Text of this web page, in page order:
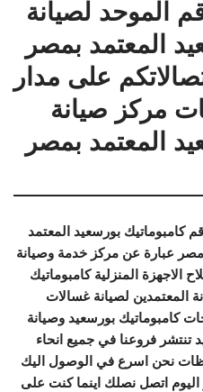
الموحد لصيانة
المعتمد بمصر
على مدار
مركز صيانة
المعتمد بمصر
كامبوماتيك بورسعيد المعتمد
عبارة عن مركز خدمة وصيانة
المنزلية كامبوماتيك
المعتمدين لصيانة غسالات
كامبوماتيك بورسعيد وصيانة
تنتشر فروعنا في جميع انحاء
نحن اسرع في الوصول اليك
اتصل نصلك اينما كنت على